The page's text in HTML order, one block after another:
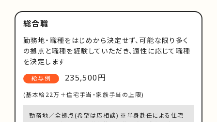
総合職
勤務地・職種をはじめから決定せず、可能な限り多く
の拠点と職種を経験していただき、適性に応じて職種
を決定します
給与例 235,500円
(基本給22万＋住宅手当・家族手当の上限)
勤務地／全拠点(希望は応相談) ※単身赴任による住宅